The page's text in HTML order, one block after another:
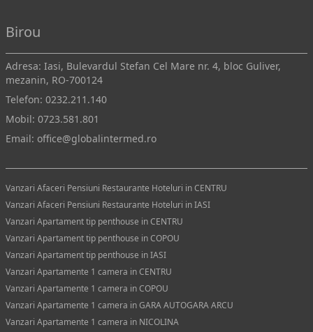
Birou
Adresa: Iasi, Bulevardul Stefan Cel Mare nr. 4, bloc Guliver,
mezanin, RO-700124
Telefon: 0232.211.140
Mobil: 0723.581.801
Email: office@globalintermed.ro
Vanzari Afaceri Pensiuni Restaurante Hoteluri in CENTRU
Vanzari Afaceri Pensiuni Restaurante Hoteluri in IASI
Vanzari Apartament tip penthouse in CENTRU
Vanzari Apartament tip penthouse in COPOU
Vanzari Apartament tip penthouse in IASI
Vanzari Apartamente 1 camera in CENTRU
Vanzari Apartamente 1 camera in COPOU
Vanzari Apartamente 1 camera in GARA AUTOGARA ARCU
Vanzari Apartamente 1 camera in NICOLINA